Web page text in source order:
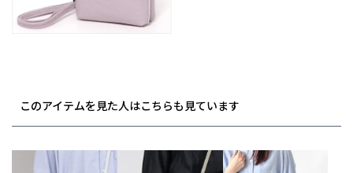
このアイテムを見た人はこちらも見ています